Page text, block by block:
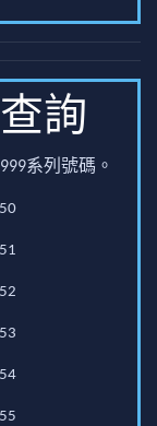
詢
系列號碼。